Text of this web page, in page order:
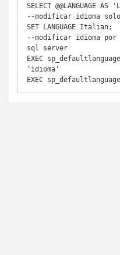
SELECT @@LANGUAGE AS
--modificar idioma
SET LANGUAGE Italian;
--modificar idioma por
sql server
EXEC
'idioma'
EXEC